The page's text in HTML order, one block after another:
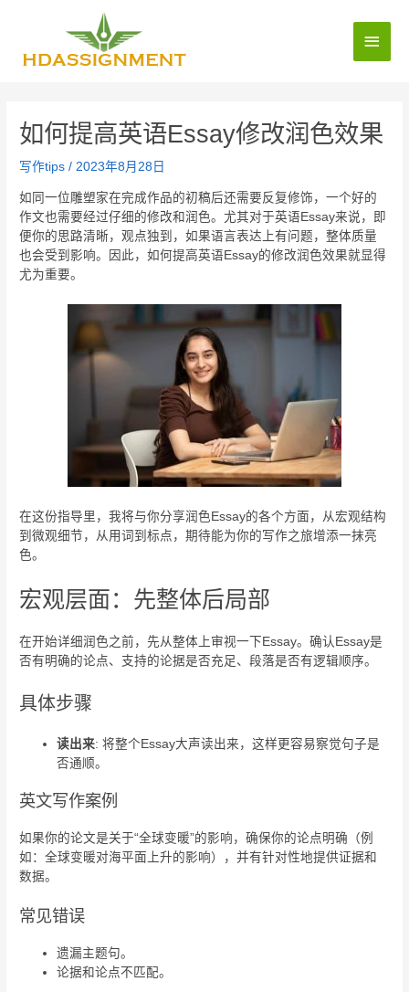
如何提高英语Essay修改润色效果
写作tips /2023年8月28日
如同一位雕塑家在完成作品的初稿后还需要反复修饰，一个好的
作文也需要经过仔细的修改和润色。尤其对于英语Essay来说，即
便你的思路清晰，观点独到，如果语言表达上有问题，整体质量
也会受到影响。因此，如何提高英语Essay的修改润色效果就显得
尤为重要。
在这份指导里，我将与你分享润色Essay的各个方面，从宏观结构
到微观细节，从用词到标点，期待能为你的写作之旅增添一抹亮
色。
宏观层面：先整体后局部
在开始详细润色之前，先从整体上审视一下Essay。确认Essay是
否有明确的论点、支持的论据是否充足、段落是否有逻辑顺序。
具体步骤
读出来: 将整个Essay大声读出来，这样更容易察觉句子是
否通顺。
英文写作案例
如果你的论文是关于“全球变暖”的影响，确保你的论点明确（例
如：全球变暖对海平面上升的影响），并有针对性地提供证据和
数据。
常见错误
遗漏主题句。
论据和论点不匹配。